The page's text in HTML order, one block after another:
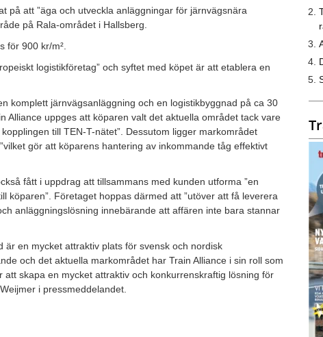
på att ”äga och utveckla anläggningar för järnvägsnära
på Rala-området i Hallsberg.
för 900 kr/m².
logistikföretag” och syftet med köpet är att etablera en
komplett järnvägsanläggning och en logistikbyggnad på ca 30
Alliance uppges att köparen valt det aktuella området tack vare
till TEN-T-nätet”. Dessutom ligger markområdet
gör att köparens hantering av inkommande tåg effektivt
fått i uppdrag att tillsammans med kunden utforma ”en
köparen”. Företaget hoppas därmed att ”utöver att få leverera
anläggningslösning innebärande att affären inte bara stannar
en mycket attraktiv plats för svensk och nordisk
och det aktuella markområdet har Train Alliance i sin roll som
skapa en mycket attraktiv och konkurrenskraftig lösning för
i pressmeddelandet.